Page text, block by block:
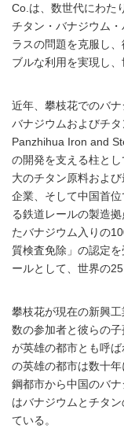
Co.は、数世代にわた
チタン・バナジウム
ラスの問題を克服し
ブルな利用を実現し
近年、攀枝花でのバナ
バナジウムおよびチタ
Panzhihua Iron and
の開発を支える柱と
大のチタン原料およ
企業、そして中国首
る鉄道レールの製造
たバナジウム入りの
質検査免除」の認定
ールとして、世界の
攀枝花が現在の新興
数の参加者と彼らの
が英雄の都市とも呼
の英雄の都市は数十
鋼都市から中国のバ
はバナジウムとチタ
ている。